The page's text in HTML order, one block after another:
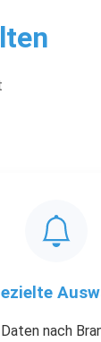
nach